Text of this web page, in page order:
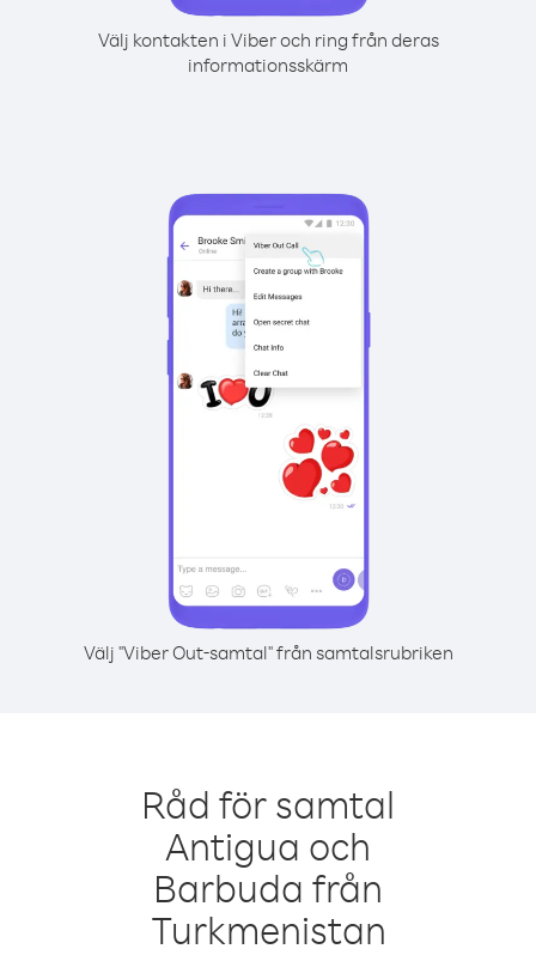
Välj kontakten i Viber och ring från deras
informationsskärm
Välj "Viber Out-samtal" från samtalsrubriken
Råd för samtal
Antigua och
Barbuda från
Turkmenistan